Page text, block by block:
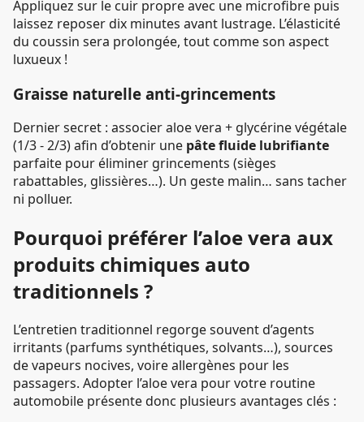
Appliquez sur le cuir propre avec une microfibre puis
laissez reposer dix minutes avant lustrage. L’élasticité
du coussin sera prolongée, tout comme son aspect
luxueux !
Graisse naturelle anti-grincements
Dernier secret : associer aloe vera + glycérine végétale
(1/3 - 2/3) afin d’obtenir une pâte fluide lubrifiante
parfaite pour éliminer grincements (sièges
rabattables, glissières…). Un geste malin… sans tacher
ni polluer.
Pourquoi préférer l’aloe vera aux
produits chimiques auto
traditionnels ?
L’entretien traditionnel regorge souvent d’agents
irritants (parfums synthétiques, solvants…), sources
de vapeurs nocives, voire allergènes pour les
passagers. Adopter l’aloe vera pour votre routine
automobile présente donc plusieurs avantages clés :